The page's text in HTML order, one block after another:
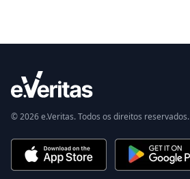
© 2026 e.Veritas. Todos os direitos reservados.